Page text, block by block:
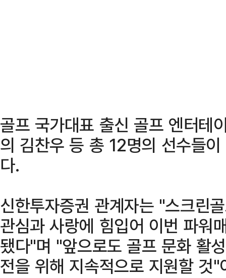
골프 국가대표 출신 골프 엔터테
의 김찬우 등 총 12명의 선수들
다.
신한투자증권 관계자는 "스크린
관심과 사랑에 힘입어 이번 파워
됐다"며 "앞으로도 골프 문화 활
전을 위해 지속적으로 지원할 것"